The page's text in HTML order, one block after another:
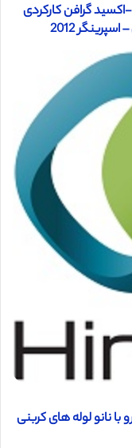
اکسید گرافن کارکردی
2012
با نانو لوله های کربنی